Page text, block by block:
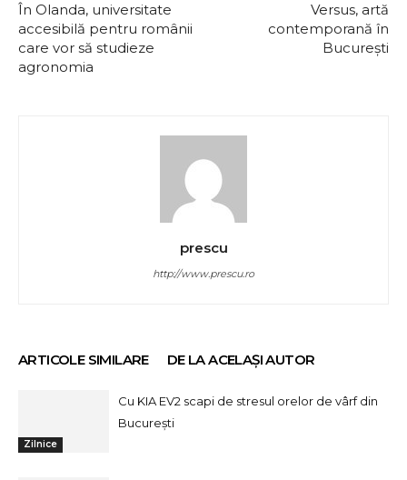
În Olanda, universitate
accesibilă pentru românii
care vor să studieze
agronomia
Versus, artă
contemporană în
Bucureşti
prescu
http://www.prescu.ro
ARTICOLE SIMILARE DE LA ACELAȘI AUTOR
Zilnice
Cu KIA EV2 scapi de stresul orelor de vârf din
București